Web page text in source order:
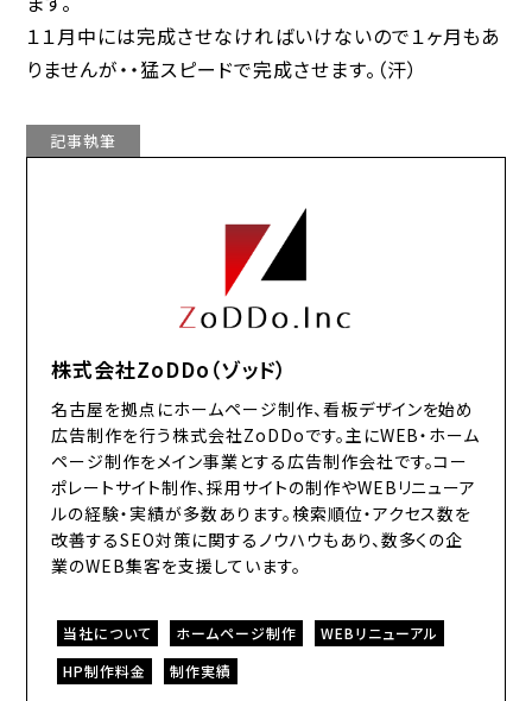
１１月中には完成させなければいけないので１ヶ月もあ
りませんが・・猛スピードで完成させます。（汗）
記事執筆
株式会社ZoDDo（ゾッド）
名古屋を拠点にホームページ制作、看板デザインを始め
広告制作を行う株式会社ZoDDoです。主にWEB・ホーム
ページ制作をメイン事業とする広告制作会社です。コー
ポレートサイト制作、採用サイトの制作やWEBリニューア
ルの経験・実績が多数あります。検索順位・アクセス数を
改善するSEO対策に関するノウハウもあり、数多くの企
業のWEB集客を支援しています。
当社について ホームページ制作
WEBリニューアル
HP制作料金
制作実績